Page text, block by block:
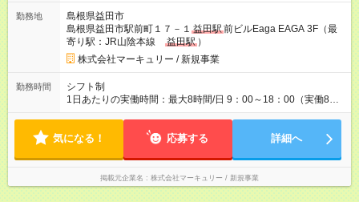
勤務地
島根県益田市
島根県益田市駅前町１７－１ 益田駅前ビルEaga EAGA 3F（最
寄り駅：JR山陰本線
益田駅 ）
株式会社マーキュリー / 新規事業
勤務時間
シフト制
1日あたりの実働時間：最大8時間/日 9：00～18：00（実働8時
間／休憩1時間） ※勤務地により、異なる場合あり。
気になる！ 応募する 詳細へ
掲載元企業名 株式会社マーキュリー / 新規事業